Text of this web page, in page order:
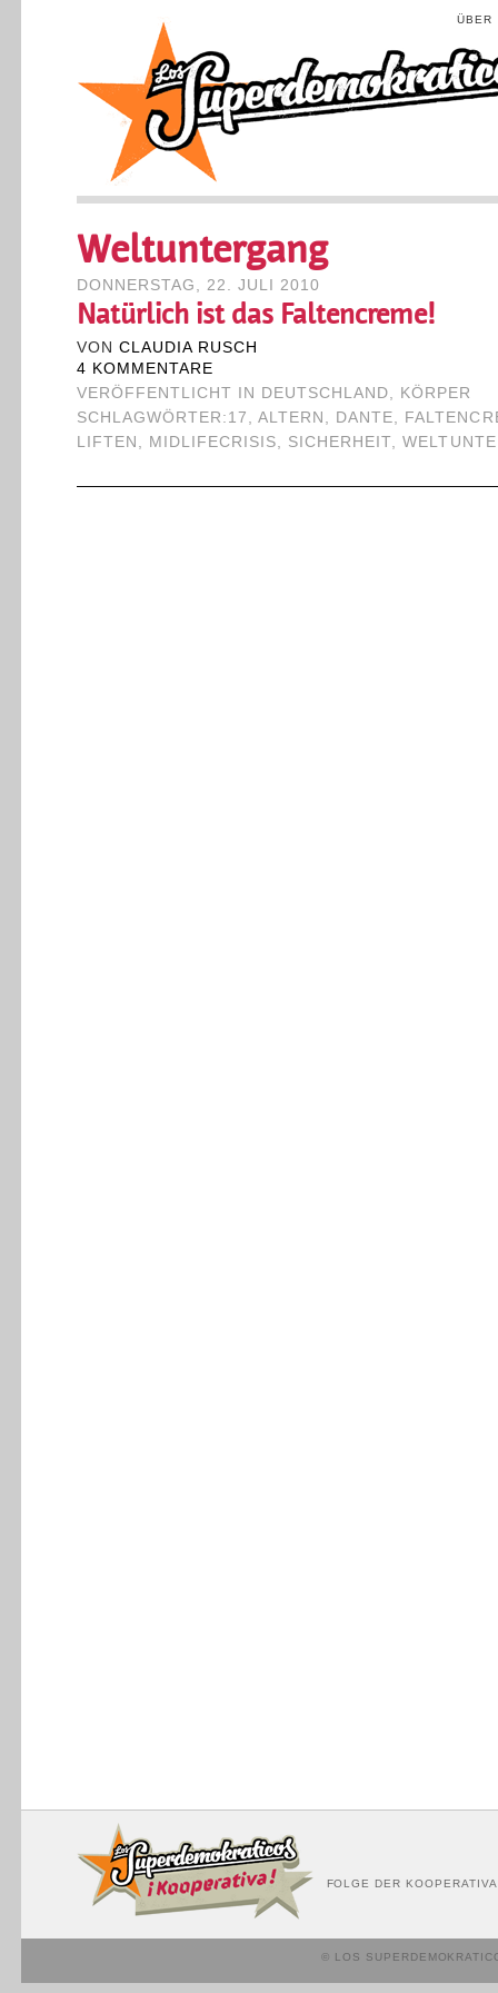
ÜBER
Weltuntergang
DONNERSTAG, 22. JULI 2010
Natürlich ist das Faltencreme!
VON CLAUDIA RUSCH
4 KOMMENTARE
VERÖFFENTLICHT IN
DEUTSCHLAND, KÖRPER
SCHLAGWÖRTER: 17 , ALTERN , DANTE,
LIFTEN , MIDLIFECRISIS, SICHERHEIT,
FOLGE DER
© LOS